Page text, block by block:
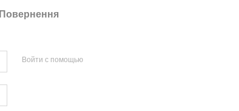
Повернення
Войти с помощью